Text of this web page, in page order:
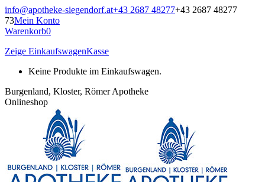
Zum
Inhalt
springen
info@apotheke-siegendorf.at+43 2687 48277+43 2687 48277
73Mein Konto
Warenkorb0
Zeige EinkaufswagenKasse
Keine Produkte im Einkaufswagen.
Burgenland, Kloster, Römer Apotheke
Onlineshop